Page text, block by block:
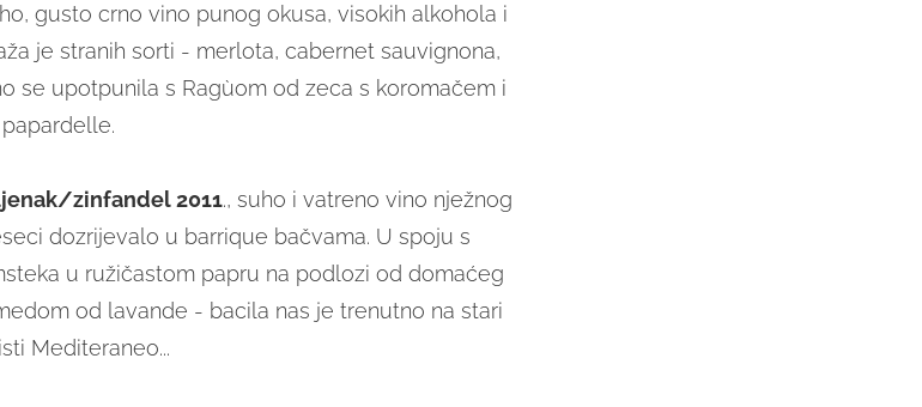
gusto crno vino punog okusa, visokih alkohola i
je stranih sorti - merlota, cabernet sauvignona,
se upotpunila s Ragùom od zeca s koromačem i
zinfandel 2011., suho i vatreno vino nježnog
dozrijevalo u barrique bačvama. U spoju s
u ružičastom papru na podlozi od domaćeg
od lavande - bacila nas je trenutno na stari
Mediteraneo...